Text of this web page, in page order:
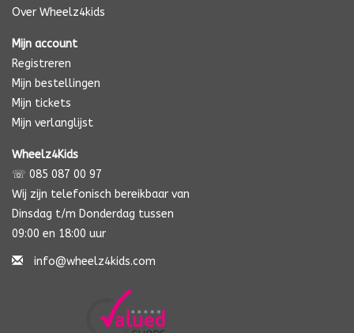
Over Wheelz4kids
Mijn account
Registreren
Mijn bestellingen
Mijn tickets
Mijn verlanglijst
Wheelz4Kids
☏ 085 087 00 97
Wij zijn telefonisch bereikbaar van
Dinsdag t/m Donderdag tussen
09:00 en 18:00 uur
info@wheelz4kids.com